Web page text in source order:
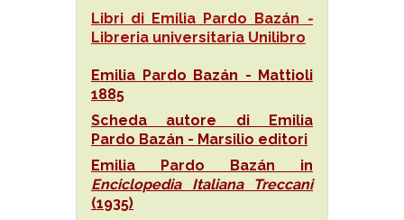
Libri di Emilia Pardo Bazán -
Libreria universitaria Unilibro
Emilia Pardo Bazán - Mattioli
1885
Scheda autore di Emilia
Pardo Bazán - Marsilio editori
Emilia Pardo Bazán in
Enciclopedia Italiana Treccani
(1935)